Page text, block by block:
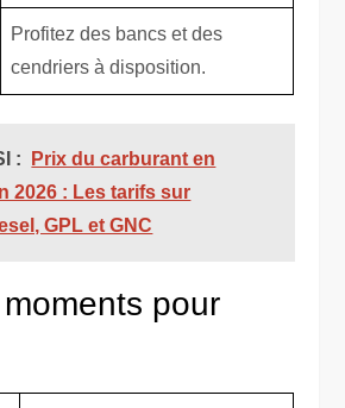
Profitez des bancs et des
cendriers à disposition.
:
Prix du carburant en
2026 : Les tarifs sur
GPL et GNC
pour